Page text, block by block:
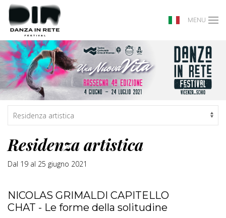
MENU
Residenza artistica
Dal 19 al 25 giugno 2021
NICOLAS GRIMALDI CAPITELLO
CHAT - Le forme della solitudine